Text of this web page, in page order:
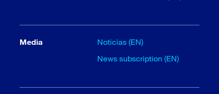
Media
Noticias (EN)
News subscription (EN)